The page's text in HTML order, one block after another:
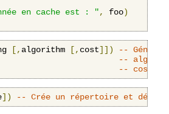
en cache est : ", foo)
[, algorithm [, cost]])
-- Génère
--
-- cost:
]) -- Crée un répertoire et définit